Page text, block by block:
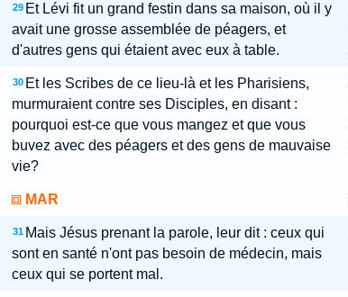
29 Et Lévi fit un grand festin dans sa maison, où il y
avait une grosse assemblée de péagers, et
d'autres gens qui étaient avec eux à table.
30 Et les Scribes de ce lieu-là et les Pharisiens,
murmuraient contre ses Disciples, en disant :
pourquoi est-ce que vous mangez et que vous
buvez avec des péagers et des gens de mauvaise
vie?
MAR
31 Mais Jésus prenant la parole, leur dit : ceux qui
sont en santé n'ont pas besoin de médecin, mais
ceux qui se portent mal.